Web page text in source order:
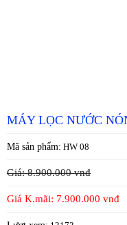
MÁY LỌC NƯỚC
Mã sản phẩm: HW 08
Giá: 8.900.000 vnđ
Giá K.mãi: 7.900.000 vnđ